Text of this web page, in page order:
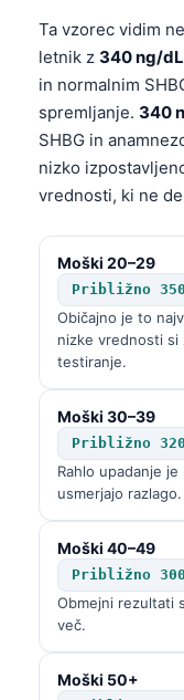
Ta vzorec vidim
letnik z 340 ng/dL
in normalnim
spremljanje. 340
SHBG in
nizko
vrednosti, ki ne
Moški 20–29
Približno
Običajno je to
nizke vrednosti si
testiranje.
Moški 30–39
Približno
Rahlo upadanje
usmerjajo razlago.
Moški 40–49
Približno
Obmejni rezultati
več.
Moški 50+